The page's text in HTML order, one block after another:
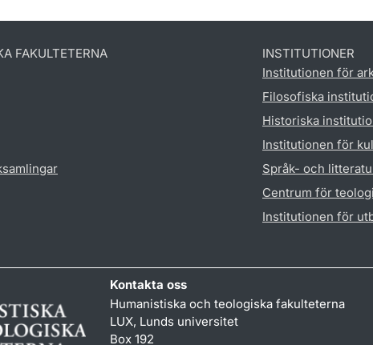
FAKULTETERNA
INSTITUTIONER
Institutionen för
Filosofiska
Historiska
Institutionen för
Språk- och
Centrum för
Institutionen för
Kontakta oss
Humanistiska och teologiska fakulteterna
LUX, Lunds universitet
Box 192